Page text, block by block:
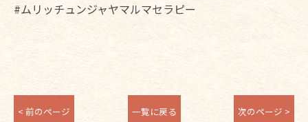
#ムリッチュンジャヤマルマセラピー
< 前のページ 一覧に戻る 次のページ >